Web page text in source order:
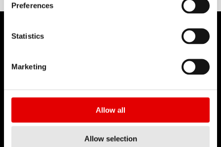
Preferences
Statistics
Marketing
Allow all
Allow selection
偽造品対策